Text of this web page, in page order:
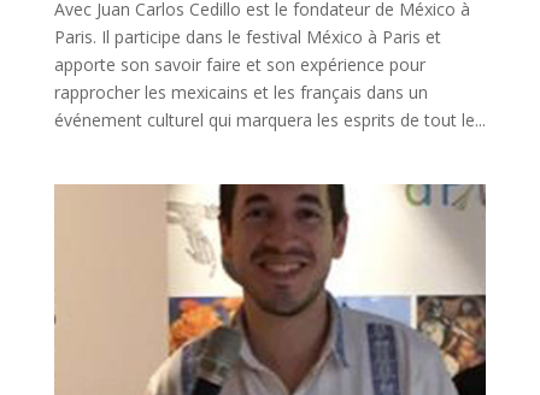
Avec Juan Carlos Cedillo est le fondateur de México à
Paris. Il participe dans le festival México à Paris et
apporte son savoir faire et son expérience pour
rapprocher les mexicains et les français dans un
événement culturel qui marquera les esprits de tout le...